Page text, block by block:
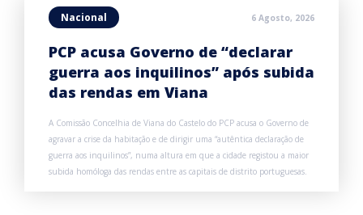
Nacional 6 Agosto, 2026
PCP acusa Governo de “declarar
guerra aos inquilinos” após subida
das rendas em Viana
A Comissão Concelhia de Viana do Castelo do PCP acusa o Governo de
agravar a crise da habitação e de dirigir uma “autêntica declaração de
guerra aos inquilinos”, numa altura em que a cidade registou a maior
subida homóloga das rendas entre as capitais de distrito portuguesas.